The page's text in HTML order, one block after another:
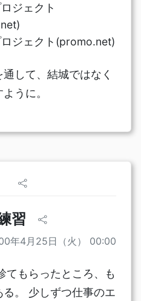
ジェクト
ジェクト(promo.net)
して、結城ではなく
うに。
習
年4月25日（火） 00:00
てもらったところ、も
。 少しずつ仕事のエ